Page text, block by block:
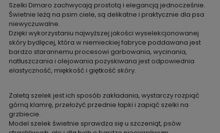
Szelki Dimaro zachwycają prostotą i elegancją jednocześnie.
Świetnie leżą na psim ciele, są delikatne i praktycznie dla psa
niewyczuwalne.
Dzięki wykorzystaniu najwyższej jakości wyselekcjonowanej
skóry bydlęcej, która w niemieckiej fabryce poddawana jest
bardzo starannemu procesowi garbowania, wycinania,
natłuszczania i olejowania pozyskiwana jest odpowiednia
elastyczność, miękkość i giętkość skóry.
Zaletą szelek jest ich sposób zakładania, wystarczy rozpiąć
górną klamrę, przełożyć przednie łapki i zapiąć szelki na
grzbiecie.
Model szelek świetnie sprawdza się u szczeniąt, psów